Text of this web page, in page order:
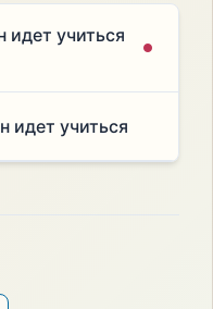
идет учиться
идет учиться